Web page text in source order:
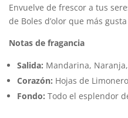
Envuelve de frescor a tus
de Boles d’olor que más
Notas de fragancia
Salida: Mandarina,
Corazón: Hojas de
Fondo: Todo el esplendor